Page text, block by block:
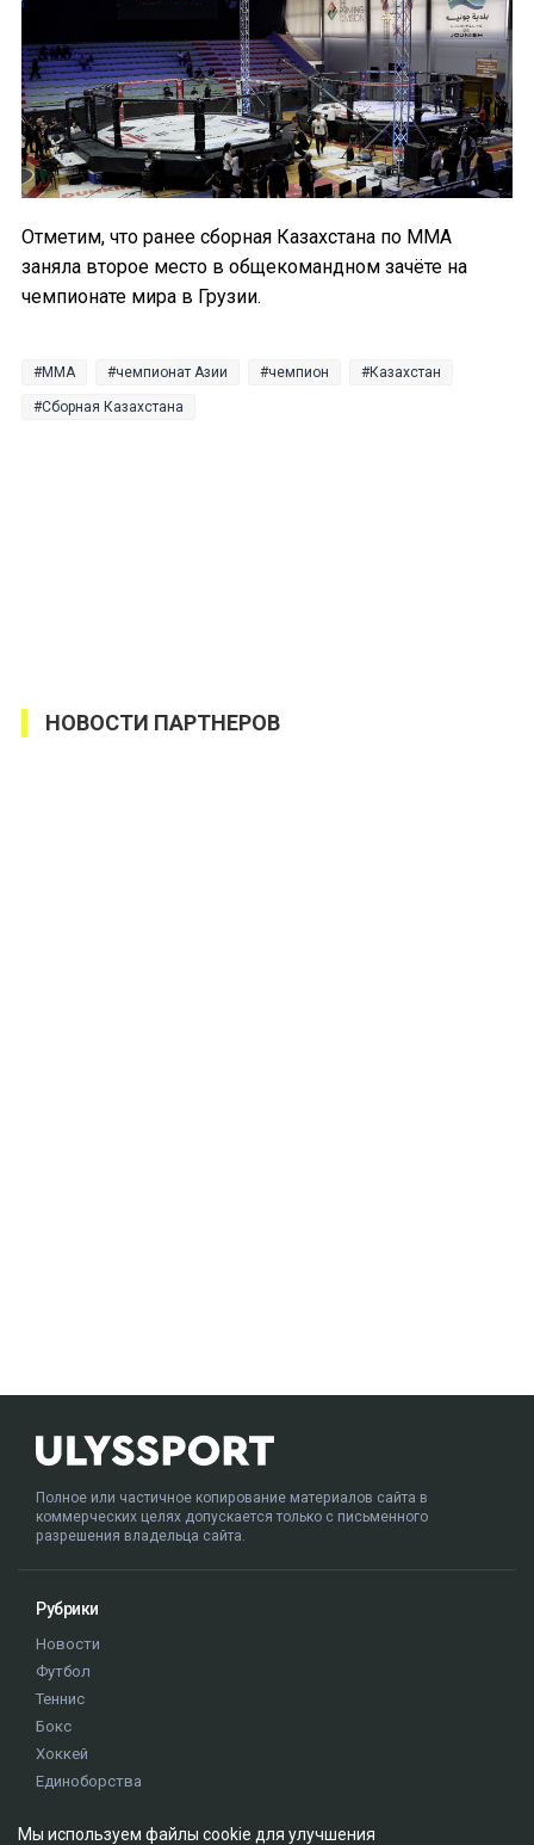
Отметим, что ранее сборная Казахстана по ММА
заняла второе место в общекомандном зачёте на
чемпионате мира в Грузии.
MMA чемпионат Азии чемпион Казахстан
Сборная Казахстана
НОВОСТИ ПАРТНЕРОВ
Полное или частичное копирование материалов сайта в
коммерческих целях допускается только с письменного
разрешения владельца сайта.
Рубрики
Новости
Футбол
Теннис
Бокс
Хоккей
Единоборства
Олимпиада
Мы используем файлы cookie для улучшения